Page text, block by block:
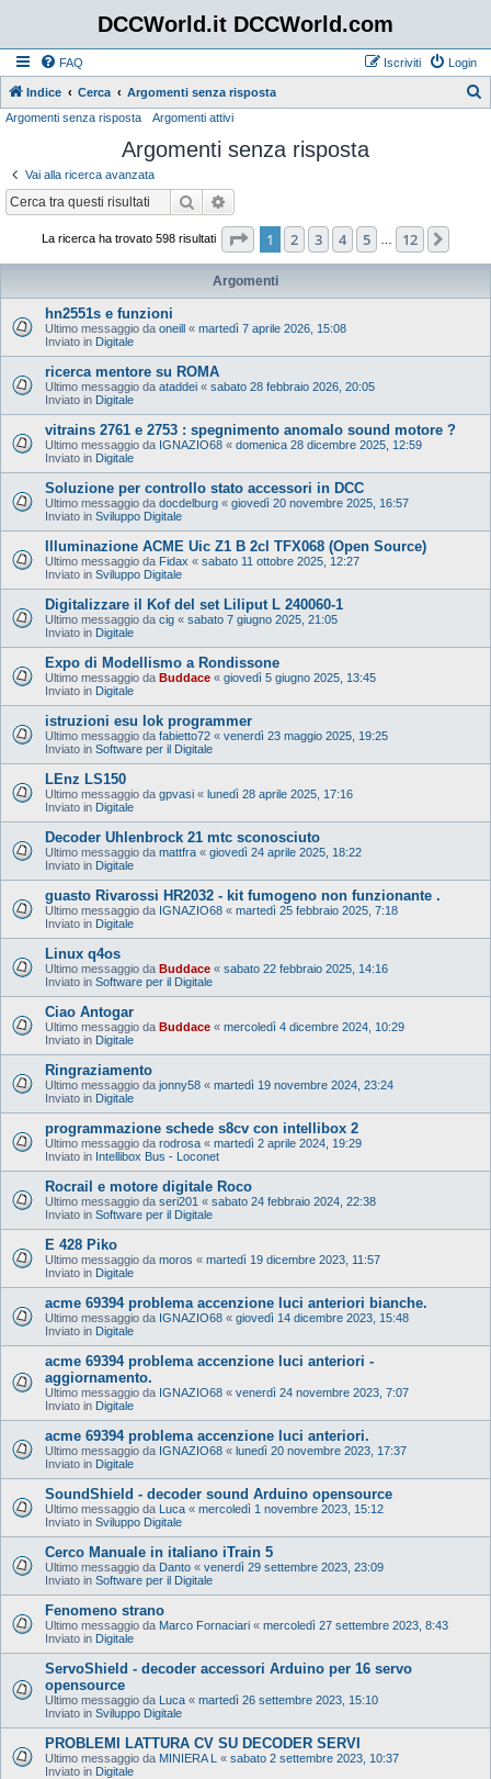
DCCWorld.it DCCWorld.com
FAQ Login
Iscriviti
Indice Cerca Argomenti senza risposta
Argomenti senza risposta Argomenti attivi
Argomenti senza risposta
Vai alla ricerca avanzata
Cerca
La ricerca ha trovato 598 risultati Pagina di 12
1 2 3 4 5 12
Argomenti
hn2551s e funzioni
Ultimo messaggio da oneill « martedì 7 aprile 2026, 15:08
Inviato in Digitale
ricerca mentore su ROMA
Ultimo messaggio da ataddei « sabato 28 febbraio 2026, 20:05
Inviato in Digitale
vitrains 2761 e 2753 : spegnimento anomalo sound motore ?
Ultimo messaggio da IGNAZIO68 « domenica 28 dicembre 2025, 12:59
Inviato in Digitale
Soluzione per controllo stato accessori in DCC
Ultimo messaggio da docdelburg « giovedì 20 novembre 2025, 16:57
Inviato in Sviluppo Digitale
Illuminazione ACME Uic Z1 B 2cl TFX068 (Open Source)
Ultimo messaggio da Fidax « sabato 11 ottobre 2025, 12:27
Inviato in Sviluppo Digitale
Digitalizzare il Kof del set Liliput L 240060-1
Ultimo messaggio da cig « sabato 7 giugno 2025, 21:05
Inviato in Digitale
Expo di Modellismo a Rondissone
Ultimo messaggio da Buddace « giovedì 5 giugno 2025, 13:45
Inviato in Digitale
istruzioni esu lok programmer
Ultimo messaggio da fabietto72 « venerdì 23 maggio 2025, 19:25
Inviato in Software per il Digitale
LEnz LS150
Ultimo messaggio da gpvasi « lunedì 28 aprile 2025, 17:16
Inviato in Digitale
Decoder Uhlenbrock 21 mtc sconosciuto
Ultimo messaggio da mattfra « giovedì 24 aprile 2025, 18:22
Inviato in Digitale
guasto Rivarossi HR2032 - kit fumogeno non funzionante .
Ultimo messaggio da IGNAZIO68 « martedì 25 febbraio 2025, 7:18
Inviato in Digitale
Linux q4os
Ultimo messaggio da Buddace « sabato 22 febbraio 2025, 14:16
Inviato in Software per il Digitale
Ciao Antogar
Ultimo messaggio da Buddace « mercoledì 4 dicembre 2024, 10:29
Inviato in Digitale
Ringraziamento
Ultimo messaggio da jonny58 « martedì 19 novembre 2024, 23:24
Inviato in Digitale
programmazione schede s8cv con intellibox 2
Ultimo messaggio da rodrosa « martedì 2 aprile 2024, 19:29
Inviato in Intellibox Bus - Loconet
Rocrail e motore digitale Roco
Ultimo messaggio da seri201 « sabato 24 febbraio 2024, 22:38
Inviato in Software per il Digitale
E 428 Piko
Ultimo messaggio da moros « martedì 19 dicembre 2023, 11:57
Inviato in Digitale
acme 69394 problema accenzione luci anteriori bianche.
Ultimo messaggio da IGNAZIO68 « giovedì 14 dicembre 2023, 15:48
Inviato in Digitale
acme 69394 problema accenzione luci anteriori -
aggiornamento.
Ultimo messaggio da IGNAZIO68 « venerdì 24 novembre 2023, 7:07
Inviato in Digitale
acme 69394 problema accenzione luci anteriori.
Ultimo messaggio da IGNAZIO68 « lunedì 20 novembre 2023, 17:37
Inviato in Digitale
SoundShield - decoder sound Arduino opensource
Ultimo messaggio da Luca « mercoledì 1 novembre 2023, 15:12
Inviato in Sviluppo Digitale
Cerco Manuale in italiano iTrain 5
Ultimo messaggio da Danto « venerdì 29 settembre 2023, 23:09
Inviato in Software per il Digitale
Fenomeno strano
Ultimo messaggio da Marco Fornaciari « mercoledì 27 settembre 2023, 8:43
Inviato in Digitale
ServoShield - decoder accessori Arduino per 16 servo
opensource
Ultimo messaggio da Luca « martedì 26 settembre 2023, 15:10
Inviato in Sviluppo Digitale
PROBLEMI LATTURA CV SU DECODER SERVI
Ultimo messaggio da MINIERA L « sabato 2 settembre 2023, 10:37
Inviato in Digitale